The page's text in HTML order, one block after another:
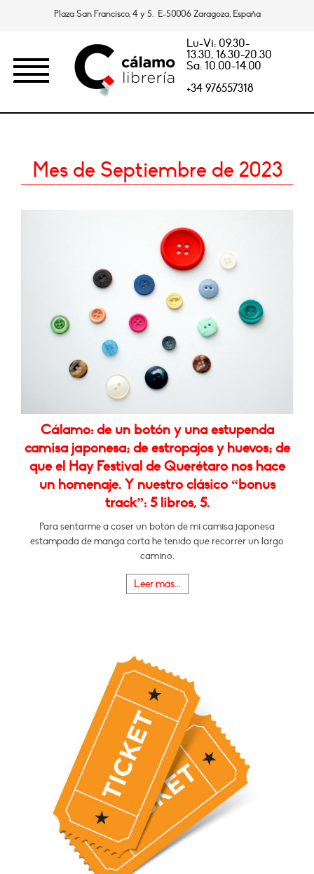
Plaza San Francisco, 4 y 5. E-50006 Zaragoza, España
Lu-Vi: 09.30-
13.30, 16.30-20.30
Sa: 10.00-14.00
+34 976557318
Mes de Septiembre de 2023
Cálamo: de un botón y una estupenda
camisa japonesa; de estropajos y huevos; de
que el Hay Festival de Querétaro nos hace
un homenaje. Y nuestro clásico “bonus
track”: 5 libros, 5.
Para sentarme a coser un botón de mi camisa japonesa
estampada de manga corta he tenido que recorrer un largo
camino.
Leer más...